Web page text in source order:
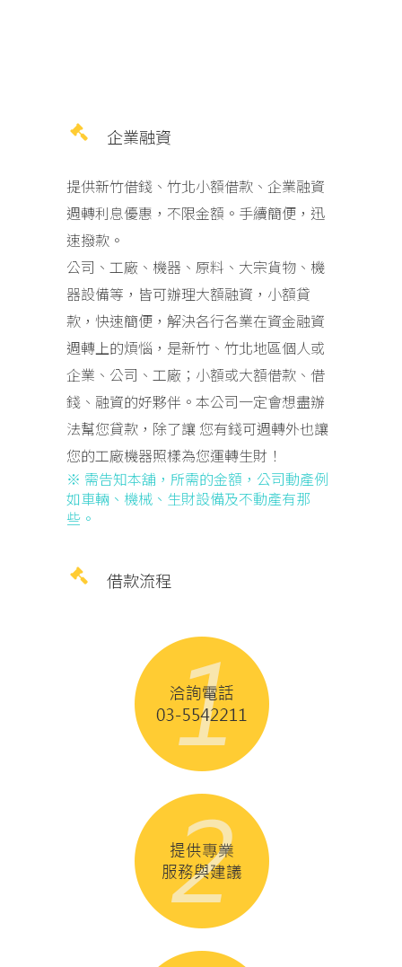
企業融資
提供新竹借錢、竹北小額借款、企業融資
週轉利息優惠，不限金額。手續簡便，迅
速撥款。
公司、工廠、機器、原料、大宗貨物、機
器設備等，皆可辦理大額融資，小額貸
款，快速簡便，解決各行各業在資金融資
週轉上的煩惱，是新竹、竹北地區個人或
企業、公司、工廠；小額或大額借款、借
錢、融資的好夥伴。本公司一定會想盡辦
法幫您貸款，除了讓 您有錢可週轉外也讓
您的工廠機器照樣為您運轉生財！
※ 需告知本舖，所需的金額，公司動產例
如車輛、機械、生財設備及不動產有那
些。
借款流程